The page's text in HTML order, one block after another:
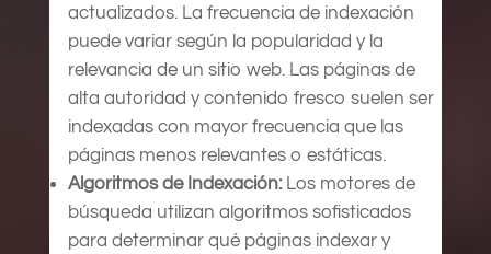
actualizados. La frecuencia de indexación
puede variar según la popularidad y la
relevancia de un sitio web. Las páginas de
alta autoridad y contenido fresco suelen ser
indexadas con mayor frecuencia que las
páginas menos relevantes o estáticas.
Algoritmos de Indexación:Los motores de
búsqueda utilizan algoritmos sofisticados
para determinar qué páginas indexar y